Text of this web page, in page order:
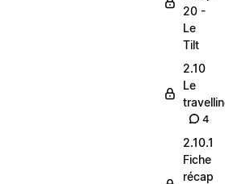
20 -
Le
Tilt
2.10
Le
4
2.10.1
Fiche
récap